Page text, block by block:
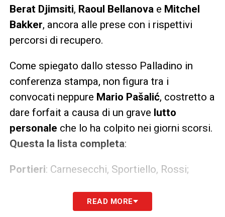
Berat Djimsiti, Raoul Bellanova e Mitchel
Bakker, ancora alle prese con i rispettivi
percorsi di recupero.
Come spiegato dallo stesso Palladino in
conferenza stampa, non figura tra i
convocati neppure Mario Pašalić, costretto a
dare forfait a causa di un grave lutto
personale che lo ha colpito nei giorni scorsi.
Questa la lista completa:
Portieri: Carnesecchi, Sportiello, Rossi;
: Ahanor, Scalvini, Kolasinac,
Bernasconi, Zappacosta, Hien;
READ MORE